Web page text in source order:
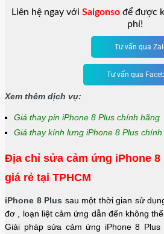
Liên hệ ngay với Saigonso để được
phí!
Tư vấn qua
Tư vấn qua
Xem thêm dịch vụ:
Giá thay pin iPhone 8 Plus chính hãng
Giá thay kính lưng iPhone 8 Plus
Địa chỉ sửa cảm ứng iPhone 8
giá rẻ tại TPHCM
iPhone 8 Plus sau một thời gian sử
đơ , loạn liệt cảm ứng dẫn đến không
Giải pháp sửa cảm ứng iPhone 8 Plus